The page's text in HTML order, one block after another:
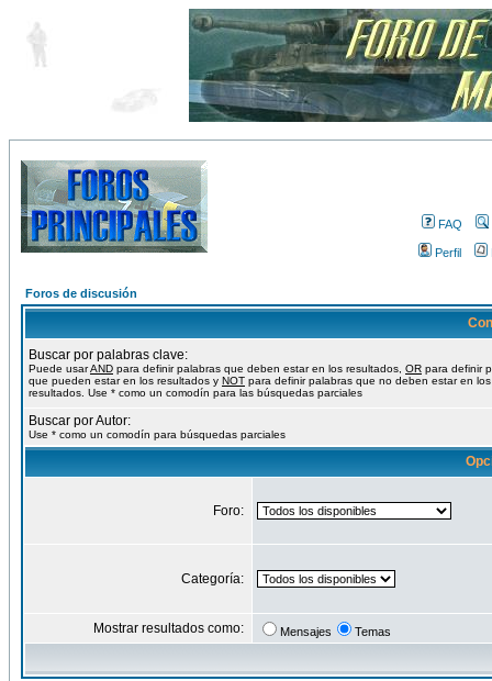
FAQ
Perfil
Foros de discusión
Buscar por palabras clave:
Puede usarAND para definir palabras que deben estar en los resultados, OR para definir
que pueden estar en los resultados y NOT para definir palabras que no deben estar en los
resultados. Use * como un comodín para las búsquedas parciales
Buscar por Autor:
Use * como un comodín para búsquedas parciales
Foro:
Categoría:
Mostrar resultados como: Mensajes Temas